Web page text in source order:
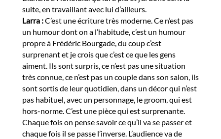
suite, en travaillant avec lui d’ailleurs.
Larra :C’est une écriture très moderne. Ce n’est pas
un humour dont on a l’habitude, c’est un humour
propre à Frédéric Bourgade, du coup c’est
surprenant et je crois que c’est ce que les gens
aiment. Ils sont surpris, ce n’est pas une situation
très connue, ce n’est pas un couple dans son salon, ils
sont sortis de leur quotidien, dans un décor qui n’est
pas habituel, avec un personnage, le groom, qui est
hors-norme. C’est une pièce qui est surprenante.
Chaque fois on pense savoir ce qu’il va se passer et
chaque fois il se passe l’inverse. L’audience va de